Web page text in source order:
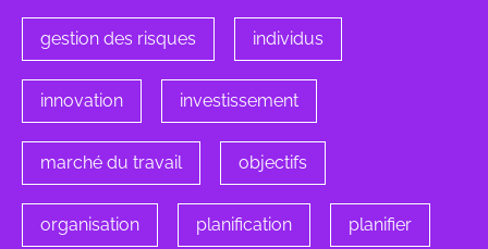
gestion des risques individus
innovation investissement
marché du travail objectifs
organisation planification planifier